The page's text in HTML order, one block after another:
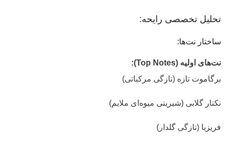
تحلیل تخصصی رایحه:
ساختار نت‌ها:
نت‌های اولیه (Top Notes):
برگاموت تازه (تازگی مرکباتی)
نکتار گلابی (شیرینی میوه‌ای ملایم)
فریزیا (تازگی گلدار)